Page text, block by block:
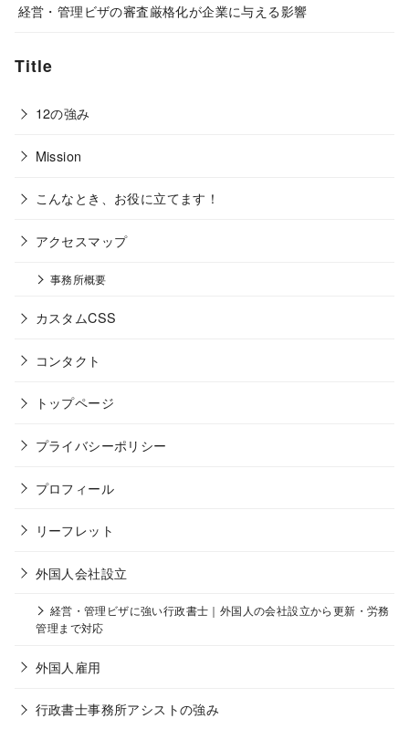
経営・管理ビザの審査厳格化が企業に与える影響
Title
12の強み
Mission
こんなとき、お役に立てます！
アクセスマップ
事務所概要
カスタムCSS
コンタクト
トップページ
プライバシーポリシー
プロフィール
リーフレット
外国人会社設立
経営・管理ビザに強い行政書士｜外国人の会社設立から更新・労務
管理まで対応
外国人雇用
行政書士事務所アシストの強み